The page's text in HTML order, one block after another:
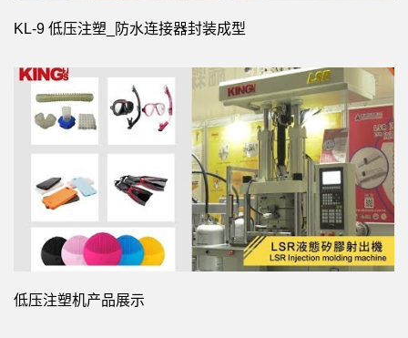
KL-9 低压注塑_防水连接器封装成型
低压注塑机产品展示